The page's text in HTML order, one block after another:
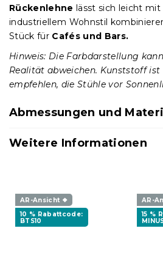
Rückenlehne lässt sich leicht mit
industriellem Wohnstil
Stück für Cafés und Bars.
Hinweis: Die Farbdarstellung
Realität abweichen. Kunststoff
empfehlen, die Stühle vor
Abmessungen und
Weitere Informationen
AR-Ansicht ❖
10 % Rabattcode:
BTS10
AR-
15 %